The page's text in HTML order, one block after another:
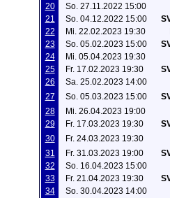
20
So. 27.11.2022 15:00
21
So. 04.12.2022 15:00
22
Mi. 22.02.2023 19:30
23
So. 05.02.2023 15:00
24
Mi. 05.04.2023 19:30
25
Fr. 17.02.2023 19:30
26
Sa. 25.02.2023 14:00
27
So. 05.03.2023 15:00
28
Mi. 26.04.2023 19:00
29
Fr. 17.03.2023 19:30
30
Fr. 24.03.2023 19:30
31
Fr. 31.03.2023 19:00
32
So. 16.04.2023 15:00
33
Fr. 21.04.2023 19:30
34
So. 30.04.2023 14:00